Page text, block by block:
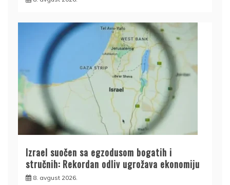
Izrael suočen sa egzodusom bogatih i
stručnih: Rekordan odliv ugrožava ekonomiju
8. avgust 2026.